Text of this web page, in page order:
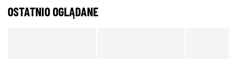
OSTATNIO OGLĄDANE